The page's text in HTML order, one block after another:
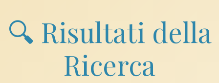
🔍 Risultati della
Ricerca